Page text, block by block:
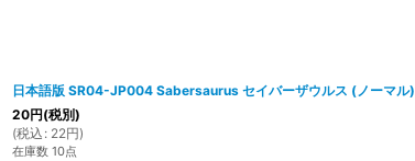
日本語版 SR04-JP004 Sabersaurus セイバーザウルス (ノーマル)
20円(税別)
(税込 : 22円)
在庫数 10点